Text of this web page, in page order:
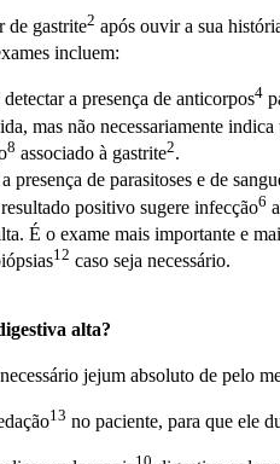
de gastrite2 após ouvir a sua
incluem:
detectar a presença de anticorpos4
mas não necessariamente indica
8 associado à gastrite2.
presença de parasitoses e de
positivo sugere infecção6
É o exame mais importante e
12 caso seja necessário.
alta?
jejum absoluto de pelo
13 no paciente, para que ele